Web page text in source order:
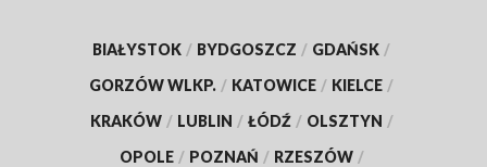
BIAŁYSTOK / BYDGOSZCZ / GDAŃSK /
GORZÓW WLKP. / KATOWICE / KIELCE /
KRAKÓW / LUBLIN / ŁÓDŹ / OLSZTYN /
OPOLE / POZNAŃ / RZESZÓW /